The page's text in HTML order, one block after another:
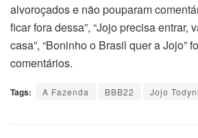
alvoroçados e não pouparam
ficar fora dessa”, “Jojo precisa entrar,
casa”, “Boninho o Brasil quer a Jojo”
comentários.
Tags: A Fazenda BBB22 Jojo